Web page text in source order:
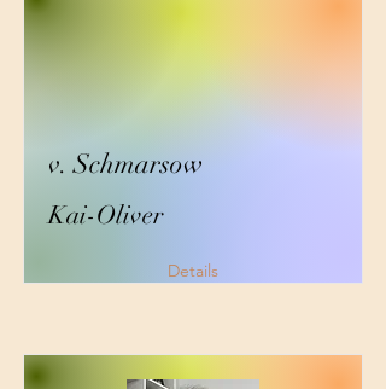
v. Schmarsow
Kai-Oliver
Details